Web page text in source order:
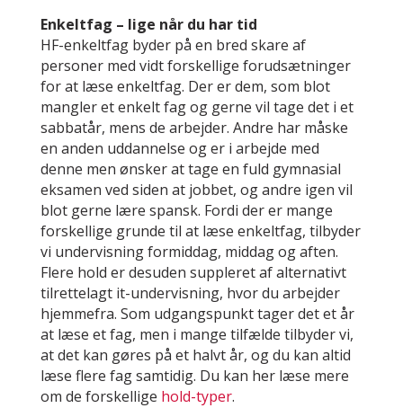
Enkeltfag – lige når du har tid
HF-enkeltfag byder på en bred skare af
personer med vidt forskellige forudsætninger
for at læse enkeltfag. Der er dem, som blot
mangler et enkelt fag og gerne vil tage det i et
sabbatår, mens de arbejder. Andre har måske
en anden uddannelse og er i arbejde med
denne men ønsker at tage en fuld gymnasial
eksamen ved siden at jobbet, og andre igen vil
blot gerne lære spansk. Fordi der er mange
forskellige grunde til at læse enkeltfag, tilbyder
vi undervisning formiddag, middag og aften.
Flere hold er desuden suppleret af alternativt
tilrettelagt it-undervisning, hvor du arbejder
hjemmefra. Som udgangspunkt tager det et år
at læse et fag, men i mange tilfælde tilbyder vi,
at det kan gøres på et halvt år, og du kan altid
læse flere fag samtidig. Du kan her læse mere
om de forskellige hold-typer.